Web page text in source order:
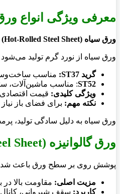
معرفی ویژگی انواع
ورق سیاه (Hot-Rolled Steel Sheet)
ورق سیاه از نورد گرم تولید
گرید : مناسب
ST52: مناسب ماشین‌آلات،
ویژگی کلیدی: قیمت
نکته مهم: برای فضای باز
ورق سیاه به دلیل سادگی تولید،
ورق گالوانیزه (Galvanized Steel Sheet)
پوشش روی بر سطح ورق باعث شده
مزیت اصلی: مقاومت بالا در
کاربرد: سقف شیروانی،